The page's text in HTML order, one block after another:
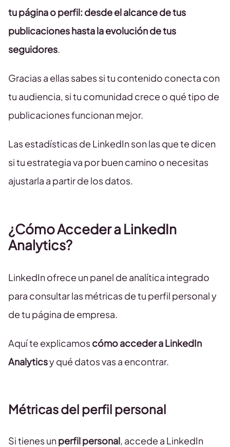
tu página o perfil: desde el alcance de tus
publicaciones hasta la evolución de tus
seguidores.
Gracias a ellas sabes si tu contenido conecta con
tu audiencia, si tu comunidad crece o qué tipo de
publicaciones funcionan mejor.
Las estadísticas de LinkedIn son las que te dicen
si tu estrategia va por buen camino o necesitas
ajustarla a partir de los datos.
¿Cómo Acceder a LinkedIn
Analytics?
LinkedIn ofrece un panel de analítica integrado
para consultar las métricas de tu perfil personal y
de tu página de empresa.
Aquí te explicamoscómo acceder a LinkedIn
Analyticsy qué datos vas a encontrar.
Métricas del perfil personal
Si tienes unperfil personal, accede a LinkedIn